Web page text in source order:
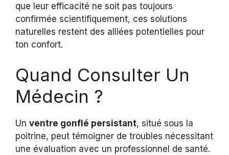
que leur efficacité ne soit pas toujours
confirmée scientifiquement, ces solutions
naturelles restent des alliées potentielles pour
ton confort.
Quand Consulter Un
Médecin ?
Un ventre gonflé persistant, situé sous la
poitrine, peut témoigner de troubles nécessitant
une évaluation avec un professionnel de santé.